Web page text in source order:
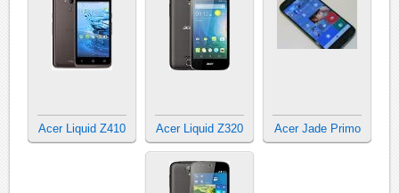
Acer Liquid Z410 Acer Liquid Z320 Acer Jade Primo